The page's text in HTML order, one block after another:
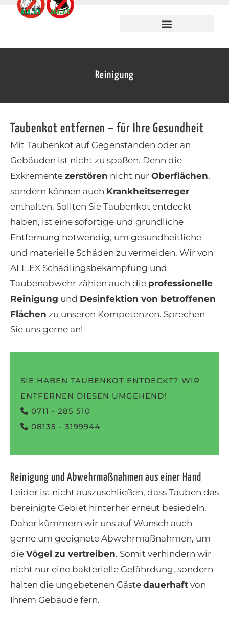
Reinigung
Taubenkot entfernen – für Ihre Gesundheit
Mit Taubenkot auf Gegenständen oder an
Gebäuden ist nicht zu spaßen. Denn die
Exkremente zerstören nicht nur Oberflächen,
sondern können auch Krankheitserreger
enthalten. Sollten Sie Taubenkot entdeckt
haben, ist eine sofortige und gründliche
Entfernung notwendig, um gesundheitliche
und materielle Schäden zu vermeiden. Wir von
ALL.EX Schädlingsbekämpfung und
Taubenabwehr zählen auch die professionelle
Reinigung und Desinfektion von betroffenen
Flächen zu unseren Kompetenzen. Sprechen
Sie uns gerne an!
SIE HABEN TAUBENKOT ENTDECKT? WIR
ENTFERNEN DIESEN UMGEHEND!
0711 - 285 510
08135 - 3199944
Reinigung und Abwehrmaßnahmen aus einer Hand
Leider ist nicht auszuschließen, dass Tauben das
bereinigte Gebiet hinterher erneut besiedeln.
Daher kümmern wir uns auf Wunsch auch
gerne um geeignete Abwehrmaßnahmen, um
die Vögel zu vertreiben. Somit verhindern wir
nicht nur eine bakterielle Gefährdung, sondern
halten die ungebetenen Gäste dauerhaft von
Ihrem Gebäude fern.